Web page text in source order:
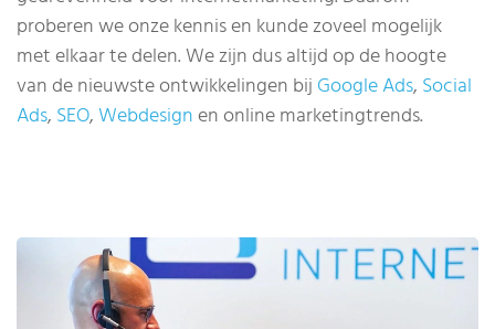
proberen we onze kennis en kunde zoveel mogelijk
met elkaar te delen. We zijn dus altijd op de hoogte
van de nieuwste ontwikkelingen bij Google Ads, Social
Ads, SEO,Webdesignen online marketingtrends.